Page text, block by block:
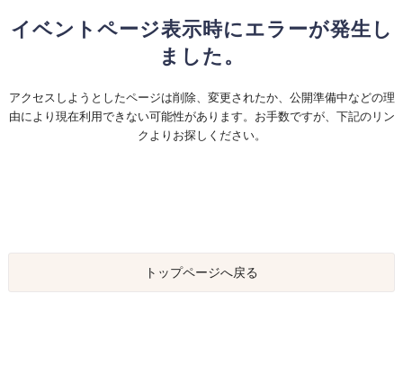
イベントページ表示時にエラーが発生し
ました。
アクセスしようとしたページは削除、変更されたか、公開準備中などの理
由により現在利用できない可能性があります。お手数ですが、下記のリン
クよりお探しください。
トップページへ戻る